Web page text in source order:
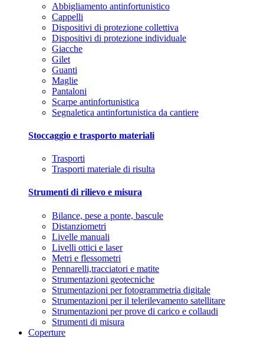
Abbigliamento antinfortunistico
Cappelli
Dispositivi di protezione collettiva
Dispositivi di protezione individuale
Giacche
Gilet
Guanti
Maglie
Pantaloni
Scarpe antinfortunistica
Segnaletica antinfortunistica da cantiere
Stoccaggio e trasporto materiali
Trasporti
Trasporti materiale di risulta
Strumenti di rilievo e misura
Bilance, pese a ponte, bascule
Distanziometri
Livelle manuali
Livelli ottici e laser
Metri e flessometri
Pennarelli,tracciatori e matite
Strumentazioni geotecniche
Strumentazioni per fotogrammetria digitale
Strumentazioni per il telerilevamento satellitare
Strumentazioni per prove di carico e collaudi
Strumenti di misura
Coperture